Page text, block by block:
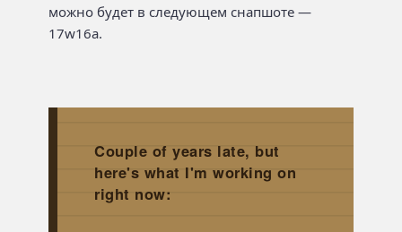
можно будет в следующем снапшоте —
17w16a.
Couple of years late, but
here's what I'm working on
right now: